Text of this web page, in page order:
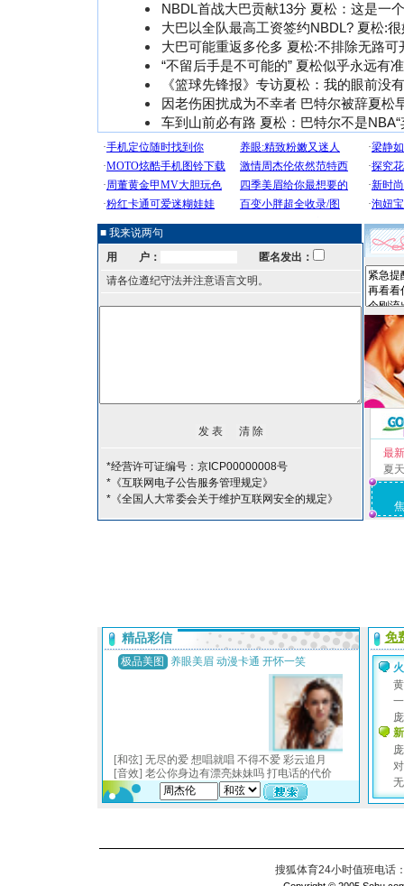
NBDL首战大巴贡献13分 夏松：这是一
大巴以全队最高工资签约NBDL? 夏松:
大巴可能重返多伦多 夏松:不排除无路可
“不留后手是不可能的” 夏松似乎永远有
《篮球先锋报》专访夏松：我的眼前没
因老伤困扰成为不幸者 巴特尔被辞夏松
车到山前必有路 夏松：巴特尔不是NBA“
■ 我来说两句
用 户：
匿名发出：
请各位遵纪守法并注意语言文明。
*经营许可证编号：京ICP00000008号
*《互联网电子公告服务管理规定》
*《全国人大常委会关于维护互联网安全的规定》
最
夏
搜狐体育24小时值班电话